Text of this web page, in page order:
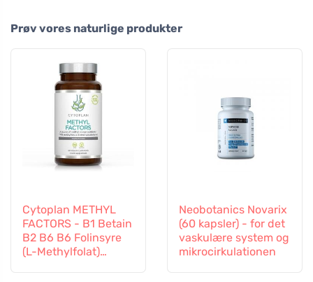
Prøv vores naturlige produkter
Cytoplan METHYL
FACTORS - B1 Betain
B2 B6 B6 Folinsyre
(L-Methylfolat)
Neobotanics Novarix
(60 kapsler) - for det
vaskulære system og
mikrocirkulationen